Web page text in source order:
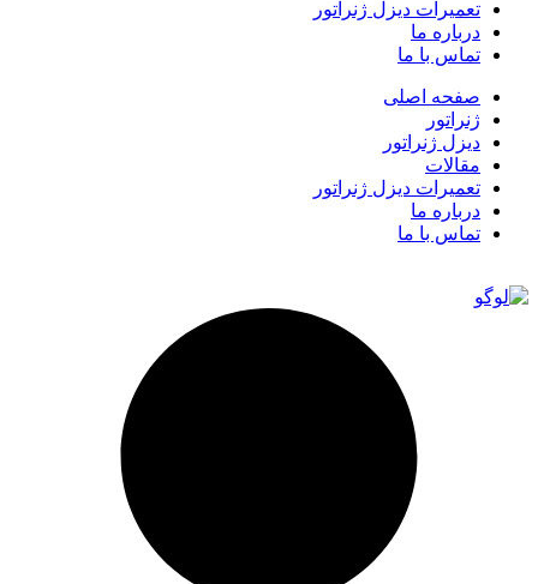
تعمیرات دیزل ژنراتور
درباره ما
تماس با ما
صفحه اصلی
ژنراتور
دیزل ژنراتور
مقالات
تعمیرات دیزل ژنراتور
درباره ما
تماس با ما